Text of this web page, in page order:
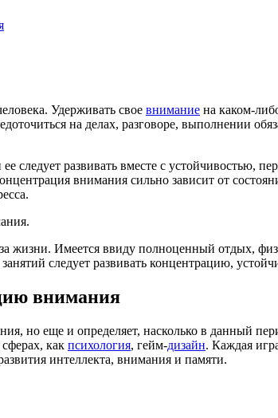
Удерживать свое внимание на каком-
на делах, разговоре, выполнении
следует развивать вместе с устойчивостью,
внимания сильно зависит от
жизни. Имеется ввиду полноценный отдых,
следует развивать концентрацию,
внимания
но еще и определяет, насколько в данный
как психология, гейм-дизайн. Каждая
интеллекта, внимания и памяти.